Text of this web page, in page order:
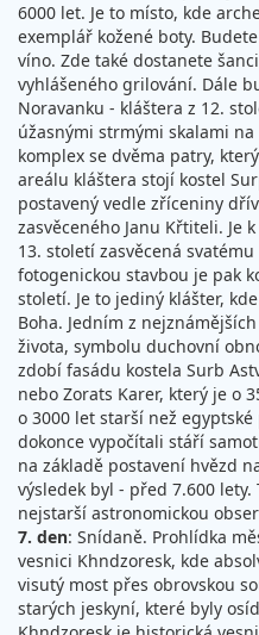
6000 let. Je to místo, kde
exemplář kožené boty.
víno. Zde také dostanete
vyhlášeného grilování. Dále
Noravanku - kláštera z 12.
úžasnými strmými skalami
komplex se dvěma patry,
areálu kláštera stojí kostel
postavený vedle zříceniny
zasvěceného Janu Křtiteli. Je
13. století zasvěcená
fotogenickou stavbou je pak
století. Je to jediný klášter,
Boha. Jedním z
života, symbolu duchovní
zdobí fasádu kostela Surb
nebo Zorats Karer, který je o
o 3000 let starší než
dokonce vypočítali stáří
na základě postavení hvězd
výsledek byl - před 7.600
nejstarší astronomickou
7. den: Snídaně. Prohlídka
vesnici Khndzoresk, kde
visutý most přes obrovskou
starých jeskyní, které byly